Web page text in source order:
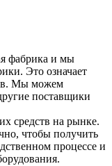
фабрика и мы
Это означает
Мы можем
поставщики
средств на рынке.
чтобы получить
процессе и